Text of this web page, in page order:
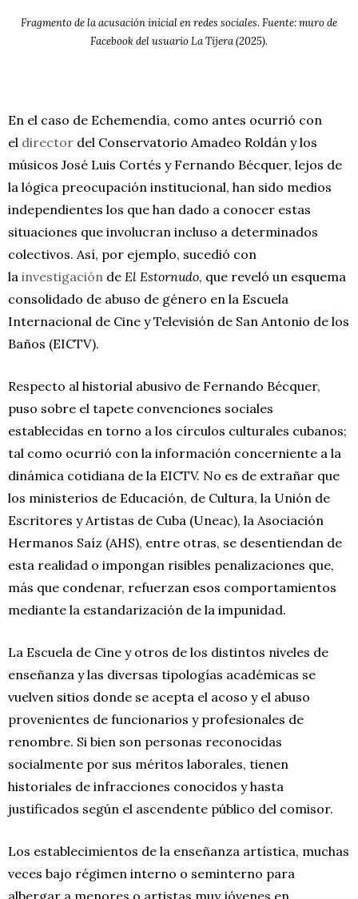
Fragmento de la acusación inicial en redes sociales. Fuente: muro de
Facebook del usuario La Tijera (2025).
En el caso de Echemendía, como antes ocurrió con
el director del Conservatorio Amadeo Roldán y los
músicos José Luis Cortés y Fernando Bécquer, lejos de
la lógica preocupación institucional, han sido medios
independientes los que han dado a conocer estas
situaciones que involucran incluso a determinados
colectivos. Así, por ejemplo, sucedió con
la investigación de El Estornudo, que reveló un esquema
consolidado de abuso de género en la Escuela
Internacional de Cine y Televisión de San Antonio de los
Baños (EICTV).
Respecto al historial abusivo de Fernando Bécquer,
puso sobre el tapete convenciones sociales
establecidas en torno a los círculos culturales cubanos;
tal como ocurrió con la información concerniente a la
dinámica cotidiana de la EICTV. No es de extrañar que
los ministerios de Educación, de Cultura, la Unión de
Escritores y Artistas de Cuba (Uneac), la Asociación
Hermanos Saíz (AHS), entre otras, se desentiendan de
esta realidad o impongan risibles penalizaciones que,
más que condenar, refuerzan esos comportamientos
mediante la estandarización de la impunidad.
La Escuela de Cine y otros de los distintos niveles de
enseñanza y las diversas tipologías académicas se
vuelven sitios donde se acepta el acoso y el abuso
provenientes de funcionarios y profesionales de
renombre. Si bien son personas reconocidas
socialmente por sus méritos laborales, tienen
historiales de infracciones conocidos y hasta
justificados según el ascendente público del comisor.
Los establecimientos de la enseñanza artística, muchas
veces bajo régimen interno o seminterno para
albergar a menores o artistas muy jóvenes en